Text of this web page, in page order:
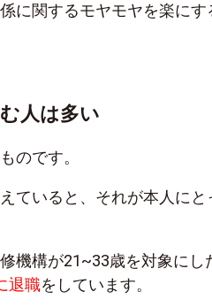
に関するモヤモヤを楽に
人は多い
のです。
ていると、それが本人に
機構が21~33歳を対象にし
退職をしています。